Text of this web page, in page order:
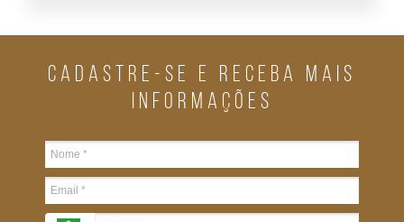
CADASTRE-SE E RECEBA MAIS
INFORMAÇÕES